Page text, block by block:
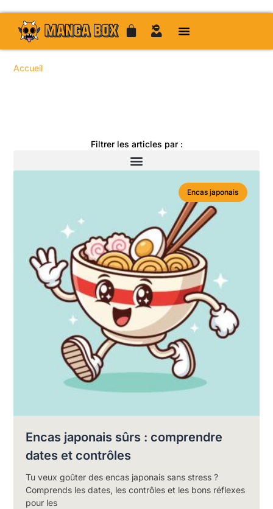
Accueil
Filtrer les articles par :
Encas japonais
Encas japonais sûrs : comprendre
dates et contrôles
Tu veux goûter des encas japonais sans stress ?
Comprends les dates, les contrôles et les bons réflexes
pour les